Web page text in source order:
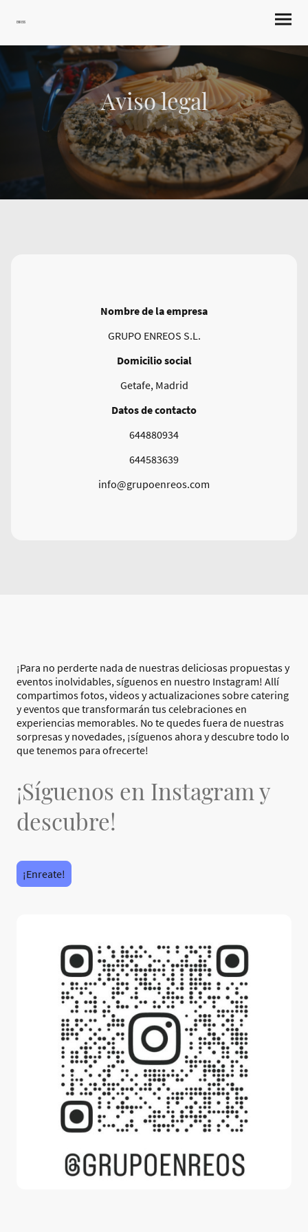
Enreos
Aviso legal
Nombre de la empresa
GRUPO ENREOS S.L.
Domicilio social
Getafe, Madrid
Datos de contacto
644880934
644583639
info@grupoenreos.com
¡Para no perderte nada de nuestras deliciosas propuestas y
eventos inolvidables, síguenos en nuestro Instagram! Allí
compartimos fotos, videos y actualizaciones sobre catering
y eventos que transformarán tus celebraciones en
experiencias memorables. No te quedes fuera de nuestras
sorpresas y novedades, ¡síguenos ahora y descubre todo lo
que tenemos para ofrecerte!
¡Síguenos en Instagram y
descubre!
¡Enreate!